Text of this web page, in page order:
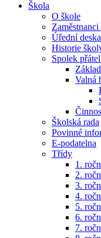
Škola
O škole
Úřední deska
Historie
Spolek
Valná
Školská rada
Povinné
E-podatelna
Třídy
1.
2.
3.
4.
5.
6.
7.